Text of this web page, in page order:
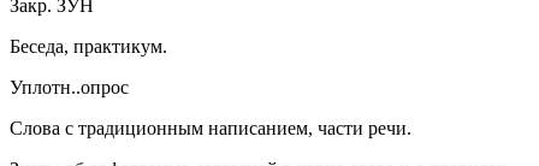
Закр. ЗУН
Беседа, практикум.
Уплотн..опрос
Слова с традиционным написанием, части речи.